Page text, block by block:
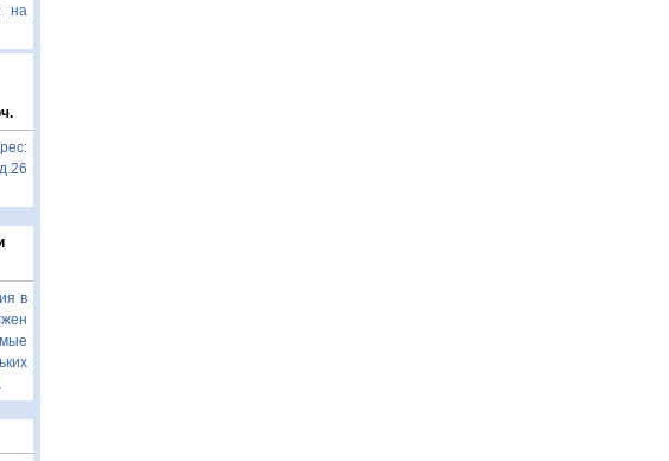
на
в